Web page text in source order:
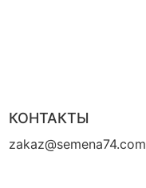
КОНТАКТЫ
zakaz@semena74.com